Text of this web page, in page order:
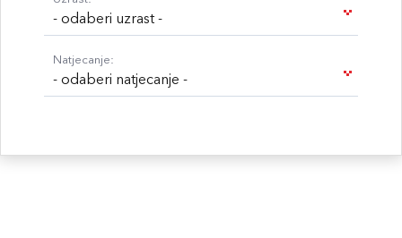
- odaberi uzrast -
Natjecanje:
- odaberi natjecanje -